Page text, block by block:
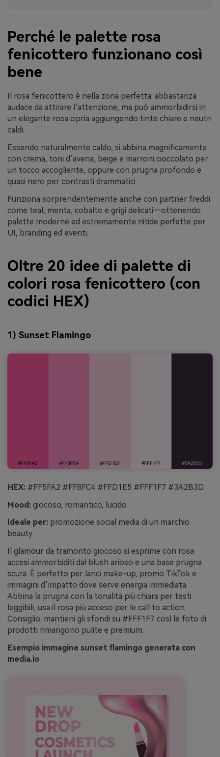
Perché le palette rosa
fenicottero funzionano così
bene
Il rosa fenicottero è nella zona perfetta: abbastanza
audace da attirare l’attenzione, ma può ammorbidirsi in
un elegante rosa cipria aggiungendo tinte chiare e neutri
caldi.
Essendo naturalmente caldo, si abbina magnificamente
con crema, toni d’avena, beige e marroni cioccolato per
un tocco accogliente, oppure con prugna profondo e
quasi nero per contrasti drammatici.
Funziona sorprendentemente anche con partner freddi
come teal, menta, cobalto e grigi delicati—ottenendo
palette moderne ed estremamente nitide perfette per
UI, branding ed eventi.
Oltre 20 idee di palette di
colori rosa fenicottero (con
codici HEX)
1) Sunset Flamingo
HEX: #FF5FA2 #FF8FC4 #FFD1E5 #FFF1F7 #3A2B3D
Mood: giocoso, romantico, lucido
Ideale per: promozione social media di un marchio
beauty
Il glamour da tramonto giocoso si esprime con rosa
accesi ammorbiditi dal blush arioso e una base prugna
scura. È perfetto per lanci make-up, promo TikTok e
immagini d’impatto dove serve energia immediata.
Abbina la prugna con la tonalità più chiara per testi
leggibili, usa il rosa più acceso per le call to action.
Consiglio: mantieni gli sfondi su #FFF1F7 così le foto di
prodotti rimangono pulite e premium.
Esempio immagine sunset flamingo generata con
media.io